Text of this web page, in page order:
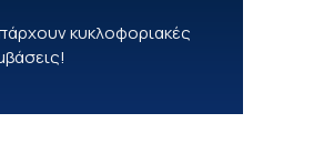
κυκλοφοριακές